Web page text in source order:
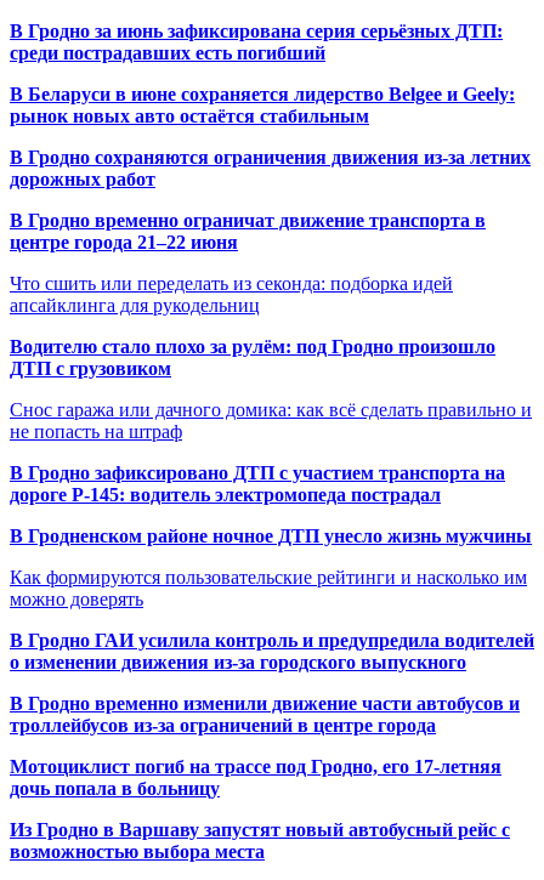
В Гродно за июнь зафиксирована серия серьёзных ДТП:
среди пострадавших есть погибший
В Беларуси в июне сохраняется лидерство Belgee и Geely:
рынок новых авто остаётся стабильным
В Гродно сохраняются ограничения движения из-за летних
дорожных работ
В Гродно временно ограничат движение транспорта в
центре города 21–22 июня
Что сшить или переделать из секонда: подборка идей
апсайклинга для рукодельниц
Водителю стало плохо за рулём: под Гродно произошло
ДТП с грузовиком
Снос гаража или дачного домика: как всё сделать правильно и
не попасть на штраф
В Гродно зафиксировано ДТП с участием транспорта на
дороге Р-145: водитель электромопеда пострадал
В Гродненском районе ночное ДТП унесло жизнь мужчины
Как формируются пользовательские рейтинги и насколько им
можно доверять
В Гродно ГАИ усилила контроль и предупредила водителей
о изменении движения из-за городского выпускного
В Гродно временно изменили движение части автобусов и
троллейбусов из-за ограничений в центре города
Мотоциклист погиб на трассе под Гродно, его 17-летняя
дочь попала в больницу
Из Гродно в Варшаву запустят новый автобусный рейс с
возможностью выбора места